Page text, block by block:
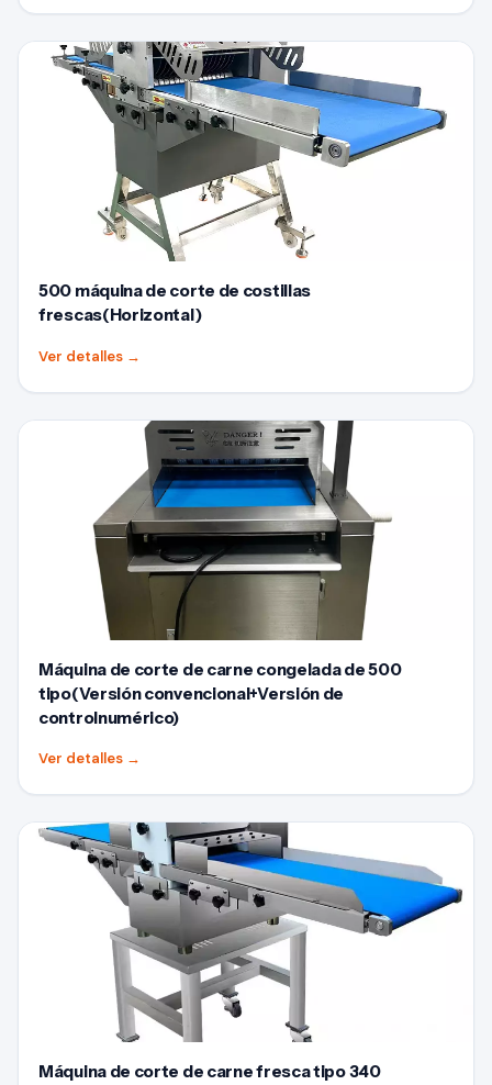
500 máquina de corte de costillas
frescas(Horizontal)
Ver detalles →
Máquina de corte de carne congelada de 500
tipo(Versión convencional+Versión de
controlnumérico)
Ver detalles →
Máquina de corte de carne fresca tipo 340